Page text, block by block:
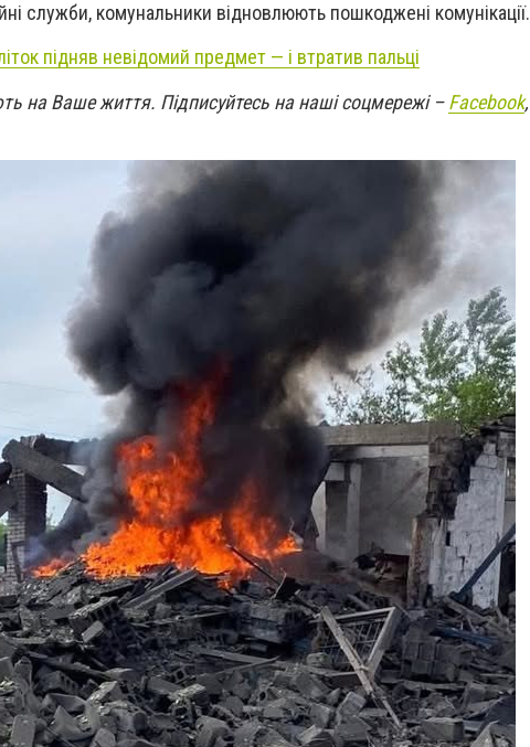
служби, комунальники відновлюють пошкоджені комунікації.
підняв невідомий предмет — і втратив пальці
на Ваше життя. Підписуйтесь на наші соцмережі –Facebook,